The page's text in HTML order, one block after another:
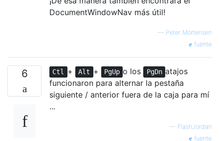
DocumentWindowNav más útil!
— Peter Mortensen
fuente
6 Ctl + Alt + PgUp o los PgDn atajos
funcionaron para alternar la pestaña
siguiente / anterior fuera de la caja para mí
...
— FlashJordan
fuente